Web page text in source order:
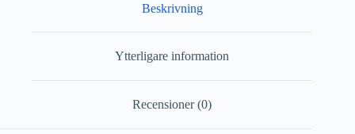
Beskrivning
Ytterligare information
Recensioner (0)